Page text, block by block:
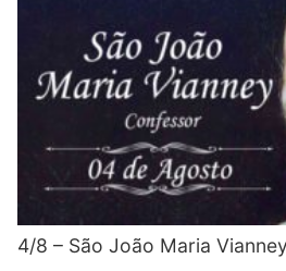
4/8 – São João Maria